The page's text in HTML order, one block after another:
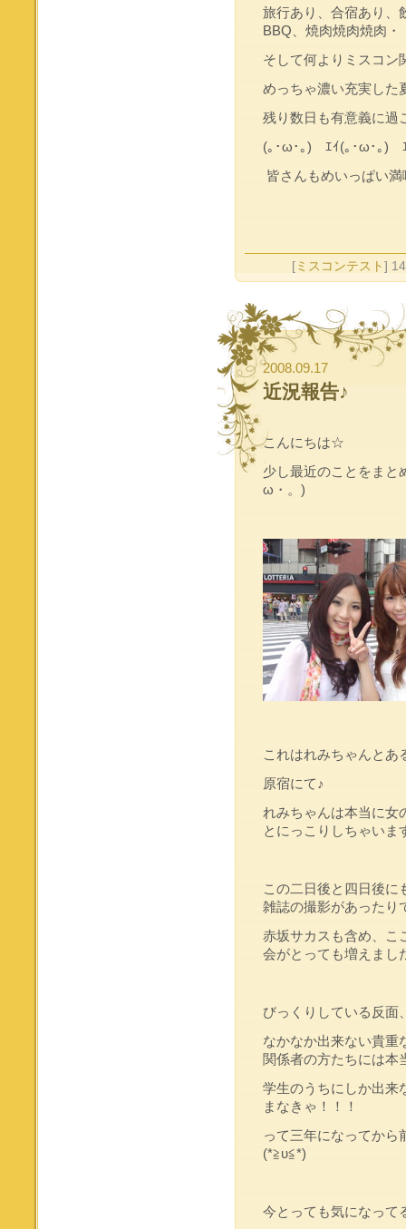
旅行あり、合宿あり、
BBQ、焼肉焼肉焼肉・
そして何よりミスコン
めっちゃ濃い充実し
残り数日も有意義に過
(｡･ω･｡)ゞｴｲ(｡･ω･｡)ゞ
皆さんもめいっぱい
[ ミスコンテスト ]
2008.09.17
近況報告♪
こんにちは☆
少し最近のことをまと
ω・。)
これはれみちゃんと
原宿にて♪
れみちゃんは本当に女
とにっこりしちゃいま
この二日後と四日後に
雑誌の撮影があったり
赤坂サカスも含め、こ
会がとっても増えまし
びっくりしている反面
なかなか出来ない貴重
関係者の方たちには本
学生のうちにしか出来
まなきゃ！！！
って三年になってから
(*≧υ≦*)
今とっても気になって